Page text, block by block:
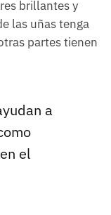
brillantes y
las uñas tenga
partes tienen
a
el